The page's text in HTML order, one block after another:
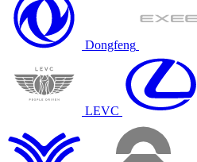
Dongfeng
LEVC